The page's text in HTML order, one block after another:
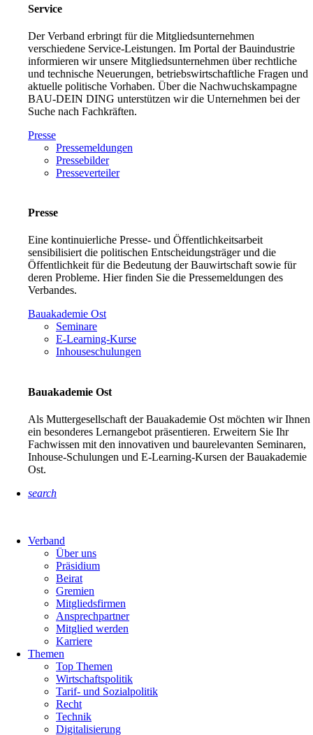
Service
Der Verband erbringt für die Mitgliedsunternehmen
verschiedene Service-Leistungen. Im Portal der Bauindustrie
informieren wir unsere Mitgliedsunternehmen über rechtliche
und technische Neuerungen, betriebswirtschaftliche Fragen und
aktuelle politische Vorhaben. Über die Nachwuchskampagne
BAU-DEIN DING unterstützen wir die Unternehmen bei der
Suche nach Fachkräften.
Presse
Pressemeldungen
Pressebilder
Presseverteiler
Presse
Eine kontinuierliche Presse- und Öffentlichkeitsarbeit
sensibilisiert die politischen Entscheidungsträger und die
Öffentlichkeit für die Bedeutung der Bauwirtschaft sowie für
deren Probleme. Hier finden Sie die Pressemeldungen des
Verbandes.
Bauakademie Ost
Seminare
E-Learning-Kurse
Inhouseschulungen
Bauakademie Ost
Als Muttergesellschaft der Bauakademie Ost möchten wir Ihnen
ein besonderes Lernangebot präsentieren. Erweitern Sie Ihr
Fachwissen mit den innovativen und baurelevanten Seminaren,
Inhouse-Schulungen und E-Learning-Kursen der Bauakademie
Ost.
search
Verband
Über uns
Präsidium
Beirat
Gremien
Mitgliedsfirmen
Ansprechpartner
Mitglied werden
Karriere
Themen
Top Themen
Wirtschaftspolitik
Tarif- und Sozialpolitik
Recht
Technik
Digitalisierung